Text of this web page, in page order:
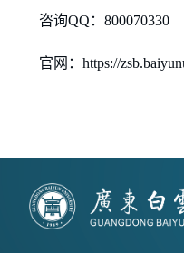
咨询QQ：800070330
官网：https://